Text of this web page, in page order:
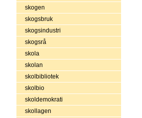
skogen
skogsbruk
skogsindustri
skogsrå
skola
skolan
skolbibliotek
skolbio
skoldemokrati
skollagen